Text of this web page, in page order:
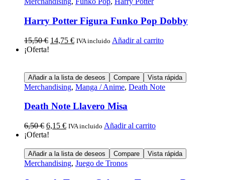
Harry Potter Figura Funko Pop Dobby
15,50€ 14,75 € IVA incluido Añadir al carrito
¡Oferta!
Añadir a la lista de deseos Compare Vista rápida
Merchandising, Manga / Anime, Death Note
Death Note Llavero Misa
6,50€ 6,15 € IVA incluido Añadir al carrito
¡Oferta!
Añadir a la lista de deseos Compare Vista rápida
Merchandising, Juego de Tronos